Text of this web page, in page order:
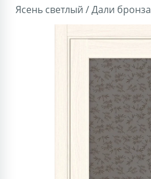
Ясень светлый / Дали бронза